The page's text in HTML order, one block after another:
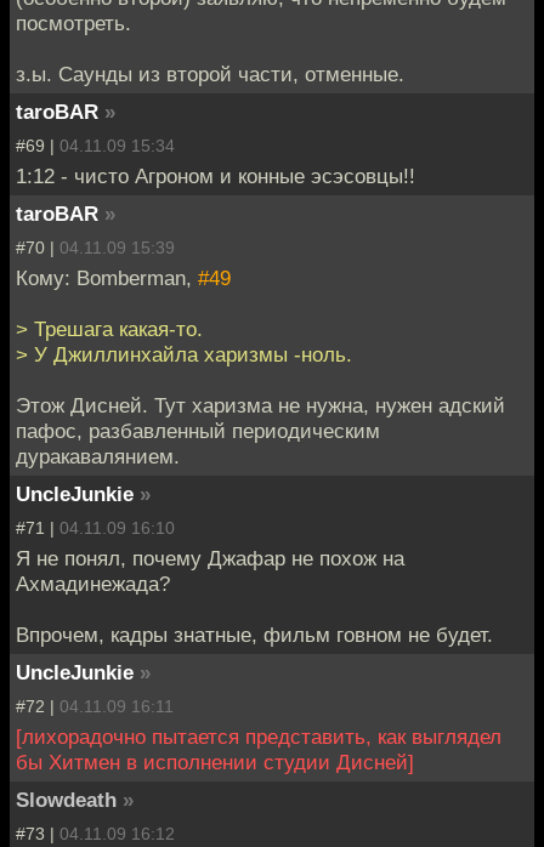
посмотреть.
з.ы. Саунды из второй части, отменные.
taroBAR »
#69 | 04.11.09 15:34
1:12 - чисто Агроном и конные эсэсовцы!!
taroBAR »
#70 | 04.11.09 15:39
Кому: Bomberman, #49
> Трешага какая-то.
> У Джиллинхайла харизмы -ноль.
Этож Дисней. Тут харизма не нужна, нужен адский
пафос, разбавленный периодическим
дуракавалянием.
UncleJunkie »
#71 | 04.11.09 16:10
Я не понял, почему Джафар не похож на
Ахмадинежада?
Впрочем, кадры знатные, фильм говном не будет.
UncleJunkie »
#72 | 04.11.09 16:11
[лихорадочно пытается представить, как выглядел
бы Хитмен в исполнении студии Дисней]
Slowdeath »
#73 | 04.11.09 16:12